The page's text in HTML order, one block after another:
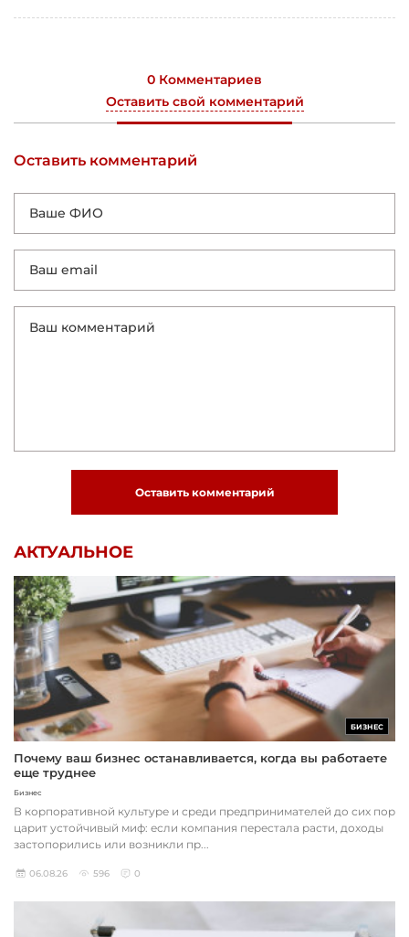
0 Комментариев
Оставить свой комментарий
Оставить комментарий
Оставить комментарий
АКТУАЛЬНОЕ
БИЗНЕС
Почему ваш бизнес останавливается, когда вы работаете
еще труднее
Бизнес
В корпоративной культуре и среди предпринимателей до сих пор
царит устойчивый миф: если компания перестала расти, доходы
застопорились или возникли пр...
06.08.26 596 0